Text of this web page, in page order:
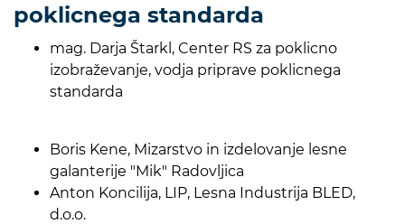
poklicnega standarda
mag. Darja Štarkl, Center RS za poklicno
izobraževanje, vodja priprave poklicnega
standarda
Boris Kene, Mizarstvo in izdelovanje lesne
galanterije "Mik" Radovljica
Anton Koncilija, LIP, Lesna Industrija BLED,
d.o.o.